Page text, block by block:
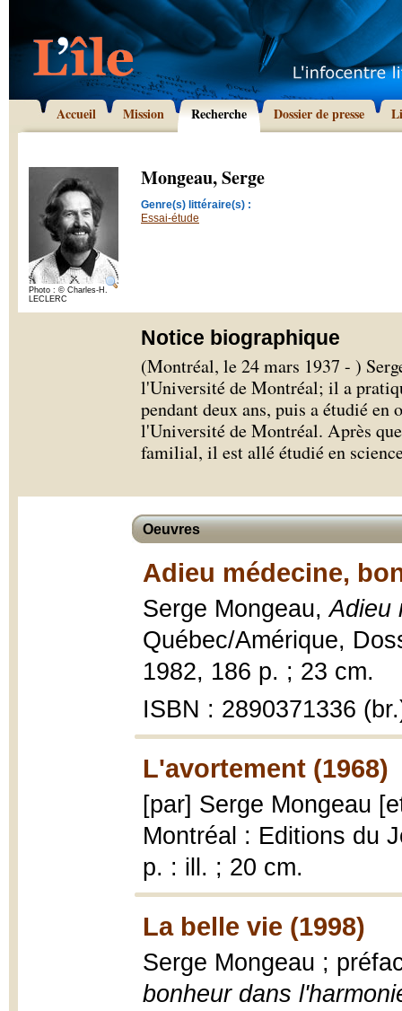
Accueil Mission Recherche Dossier de presse
Photo : © Charles-H.
LECLERC
Mongeau, Serge
Genre(s) littéraire(s) :
Essai-étude
Notice biographique
(Montréal, le 24 mars 1937 - )
l'Université de Montréal; il a
pendant deux ans, puis a étudié
l'Université de Montréal. Après
familial, il est allé étudié en
Oeuvres
Adieu médecine,
Serge Mongeau,Adieu
Québec/Amérique,
1982, 186 p. ; 23 cm.
ISBN : 2890371336
L'avortement (1968)
[par] Serge Mongeau
Montréal : Editions du
p. : ill. ; 20 cm.
La belle vie (1998)
Serge Mongeau ;
bonheur dans